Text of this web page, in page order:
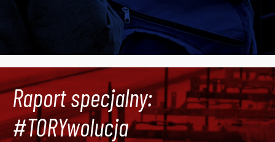
Raport specjalny:
#TORYwolucja